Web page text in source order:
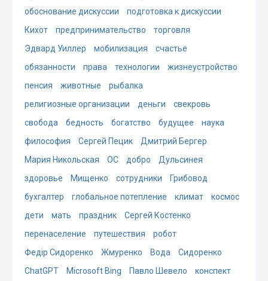
обоснование дискуссии
подготовка к дискуссии
Кихот
предпринимательство
торговля
Эдвард Уиллер
мобилизация
счастье
обязанности
права технологии
жизнеустройство
пенсия
животные
рыбалка
религиозные организации
деньги
свекровь
свобода
бедность богатство будущее
наука
философия
Сергей Пецик
Дмитрий Бергер
Мария Никольская
ОС добро
Дульсинея
здоровье
Мищенко сотрудники
Грибовод
бухгалтер
глобальное потепление климат
космос
дети
мать праздник
Сергей Костенко
перенаселение
путешествия
робот
Федір Сидоренко
Жмуренко Вода
Сидоренко
ChatGPT
Microsoft Bing Павло Шевело
конспект